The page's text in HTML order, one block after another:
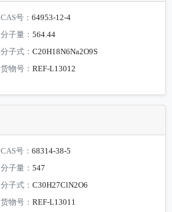
CAS号：64953-12-4
分子量：564.44
分子式：C20H18N6Na2O9S
货物号：REF-L13012
CAS号：68314-38-5
分子量：547
分子式：C30H27ClN2O6
货物号：REF-L13011